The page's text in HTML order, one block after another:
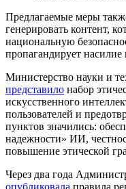
Предлагаемые меры
генерировать контент,
национальную
пропагандирует
Министерство науки и
представило набор
искусственного
пользователей и
пунктов значились:
надежности» ИИ,
повышение этической
Через два года
опубликовала правила